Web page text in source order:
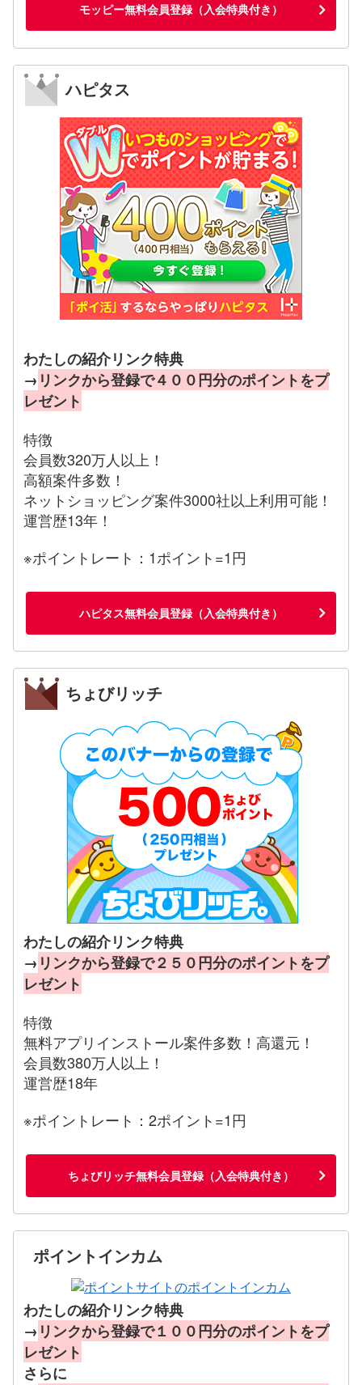
モッピー無料会員登録（入会特典付き）
ハピタス
わたしの紹介リンク特典
→ リンクから登録で４００円分のポイントをプ
レゼント
特徴
会員数320万人以上！
高額案件多数！
ネットショッピング案件3000社以上利用可能！
運営歴13年！
※ポイントレート：1ポイント=1円
ハピタス無料会員登録（入会特典付き）
ちょびリッチ
わたしの紹介リンク特典
→ リンクから登録で２５０円分のポイントをプ
レゼント
特徴
無料アプリインストール案件多数！高還元！
会員数380万人以上！
運営歴18年
※ポイントレート：2ポイント=1円
ちょびリッチ無料会員登録（入会特典付き）
ポイントインカム
わたしの紹介リンク特典
→ リンクから登録で１００円分のポイントをプ
レゼント
さらに